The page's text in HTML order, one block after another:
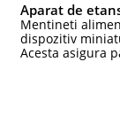
Aparat de
Mentineti
dispozitiv
Acesta asigura